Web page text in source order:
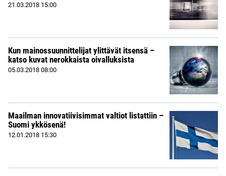
21.03.2018 15:00
Kun mainossuunnittelijat ylittävät itsensä –
katso kuvat nerokkaista oivalluksista
05.03.2018 08:00
Maailman innovatiivisimmat valtiot listattiin –
Suomi ykkösenä!
12.01.2018 15:30